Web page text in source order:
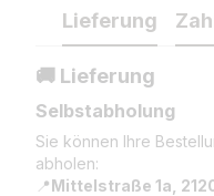
Lieferung
🚚 Lieferung
Selbstabholung
Sie können Ihre
abholen:
📍Mittelstraße 1a,